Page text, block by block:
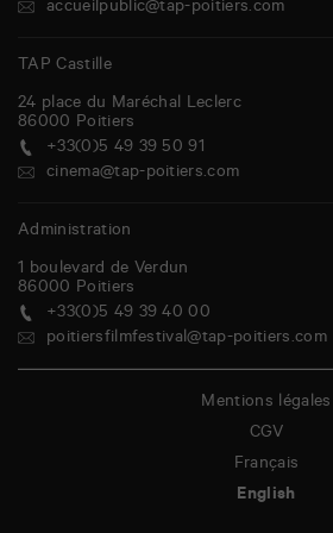
accueilpublic@tap-poitiers.com
TAP Castille
24 place du Maréchal Leclerc
86000 Poitiers
+33(0)5 49 39 50 91
cinema@tap-poitiers.com
Administration
1 boulevard de Verdun
86000 Poitiers
+33(0)5 49 39 40 00
poitiersfilmfestival@tap-poitiers.com
Mentions légales
CGV
Français
English